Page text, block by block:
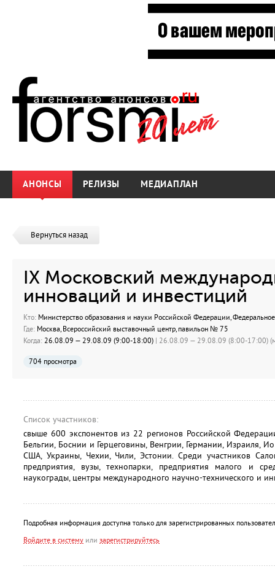
АНОНСЫ РЕЛИЗЫ МЕДИАПЛАН
Вернуться назад
IX Московский
инноваций и инвестиций
Кто: Министерство образования и науки Российской Федерации,
Где: Москва, Всероссийский выставочный центр, павильон № 75
Когда: 26.08.09 — 29.08.09 (9:00-18:00) | 26.08.09 — 29.08.09 (8:00-17:00)
704 просмотра
Список участников:
свыше 600 экспонентов из 22 регионов Российской
Бельгии, Боснии и Герцеговины, Венгрии, Германии, Израиля,
США, Украины, Чехии, Чили, Эстонии. Среди участников
предприятия, вузы, технопарки, предприятия малого и
наукограды, центры международного научно-технического и
Подробная информация доступна только для зарегистрированных
Войдите в систему или зарегистрируйтесь